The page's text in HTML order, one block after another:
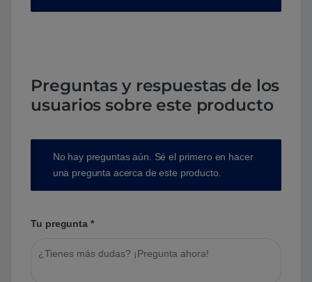
Preguntas y respuestas de los
usuarios sobre este producto
No hay preguntas aún. Sé el primero en hacer
una pregunta acerca de este producto.
Tu pregunta *